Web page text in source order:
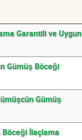
Garantili ve Uygun
Gümüş Böceği
Gümüş
Böceği İlaçlama